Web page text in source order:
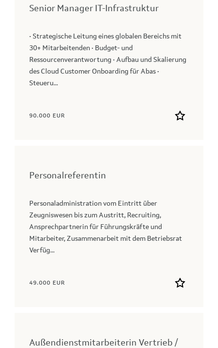
Senior Manager IT-Infrastruktur
• Strategische Leitung eines globalen Bereichs mit
30+ Mitarbeitenden • Budget- und
Ressourcenverantwortung • Aufbau und Skalierung
des Cloud Customer Onboarding für Abas •
Steueru...
90.000 EUR
Personalreferentin
Personaladministration vom Eintritt über
Zeugniswesen bis zum Austritt, Recruiting,
Ansprechpartnerin für Führungskräfte und
Mitarbeiter, Zusammenarbeit mit dem Betriebsrat
Verfüg...
49.000 EUR
Außendienstmitarbeiterin Vertrieb /